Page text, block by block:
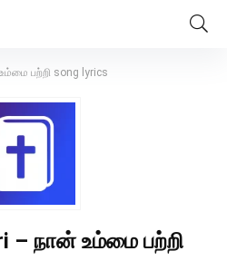
பற்றி song lyrics
– நான் உம்மை பற்றி